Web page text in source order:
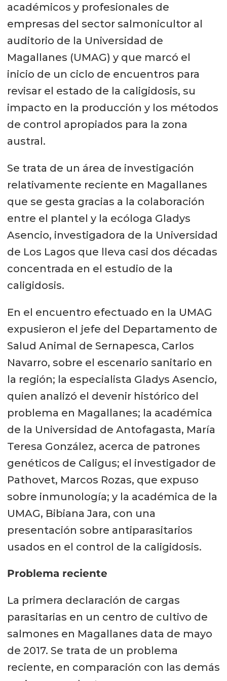
académicos y profesionales de
empresas del sector salmonicultor al
auditorio de la Universidad de
Magallanes (UMAG) y que marcó el
inicio de un ciclo de encuentros para
revisar el estado de la caligidosis, su
impacto en la producción y los métodos
de control apropiados para la zona
austral.
Se trata de un área de investigación
relativamente reciente en Magallanes
que se gesta gracias a la colaboración
entre el plantel y la ecóloga Gladys
Asencio, investigadora de la Universidad
de Los Lagos que lleva casi dos décadas
concentrada en el estudio de la
caligidosis.
En el encuentro efectuado en la UMAG
expusieron el jefe del Departamento de
Salud Animal de Sernapesca, Carlos
Navarro, sobre el escenario sanitario en
la región; la especialista Gladys Asencio,
quien analizó el devenir histórico del
problema en Magallanes; la académica
de la Universidad de Antofagasta, María
Teresa González, acerca de patrones
genéticos de Caligus; el investigador de
Pathovet, Marcos Rozas, que expuso
sobre inmunología; y la académica de la
UMAG, Bibiana Jara, con una
presentación sobre antiparasitarios
usados en el control de la caligidosis.
Problema reciente
La primera declaración de cargas
parasitarias en un centro de cultivo de
salmones en Magallanes data de mayo
de 2017. Se trata de un problema
reciente, en comparación con las demás